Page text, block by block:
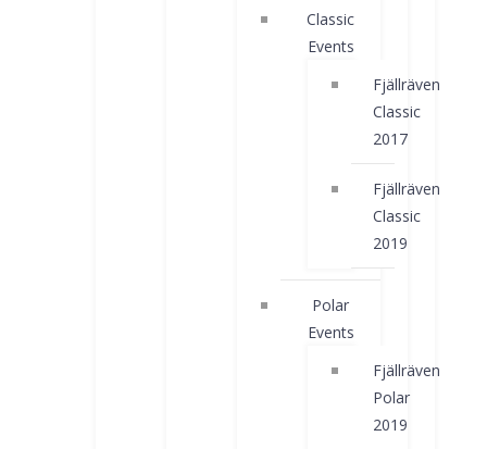
Classic
Events
Fjällräven
Classic
2017
Fjällräven
Classic
2019
Polar
Events
Fjällräven
Polar
2019